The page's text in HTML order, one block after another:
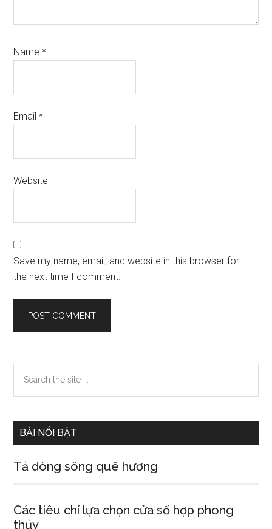
Name*
Email*
Website
Save my name, email, and website in this browser for
the next time I comment.
Primary
Sidebar
the
BÀI NỔI BẬT
Tả dòng sông quê hương
Các tiêu chí lựa chọn cửa sổ hợp phong
thủy